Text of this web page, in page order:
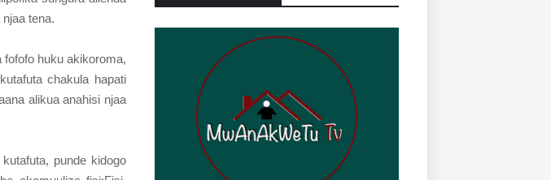
tena.
huku akikoroma,
chakula hapati
alikua anahisi njaa
punde kidogo